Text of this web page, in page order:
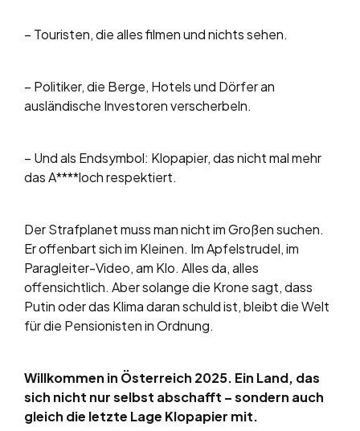
– Touristen, die alles filmen und nichts sehen.
– Politiker, die Berge, Hotels und Dörfer an
ausländische Investoren verscherbeln.
– Und als Endsymbol: Klopapier, das nicht mal mehr
das A****loch respektiert.
Der Strafplanet muss man nicht im Großen suchen.
Er offenbart sich im Kleinen. Im Apfelstrudel, im
Paragleiter-Video, am Klo. Alles da, alles
offensichtlich. Aber solange die Krone sagt, dass
Putin oder das Klima daran schuld ist, bleibt die Welt
für die Pensionisten in Ordnung.
Willkommen in Österreich 2025. Ein Land, das
sich nicht nur selbst abschafft – sondern auch
gleich die letzte Lage Klopapier mit.